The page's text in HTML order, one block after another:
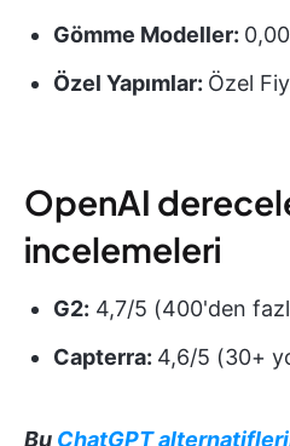
Gömme Modeller:
Özel Yapımlar: Özel
OpenAI
incelemeleri
G2: 4,7/5 (400'den
Capterra: 4,6/5 (30+
Bu ChatGPT